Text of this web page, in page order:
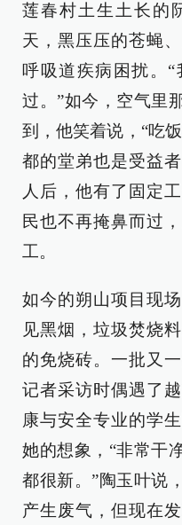
莲春村土生土长的
天，黑压压的苍蝇
呼吸道疾病困扰。
过。”如今，空气里
到，他笑着说，“吃
都的堂弟也是受益
人后，他有了固定
民也不再掩鼻而过
工。
如今的朔山项目现
见黑烟，垃圾焚烧
的免烧砖。一批又
记者采访时偶遇了
康与安全专业的学
她的想象，“非常干
都很新。”陶玉叶说
产生废气，但现在